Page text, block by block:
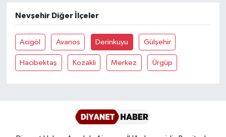
Nevşehir Diğer İlçeler
Acigöl Avanos Derinkuyu Gülşehir
Hacibektaş Kozakli Merkez Ürgüp
Bitlis Müftülüğü
Bolu Müftülüğü
Burdur Müftülüğü
Çanakkale Müftülüğü
Sağlık
Makaleler
Ekonomi